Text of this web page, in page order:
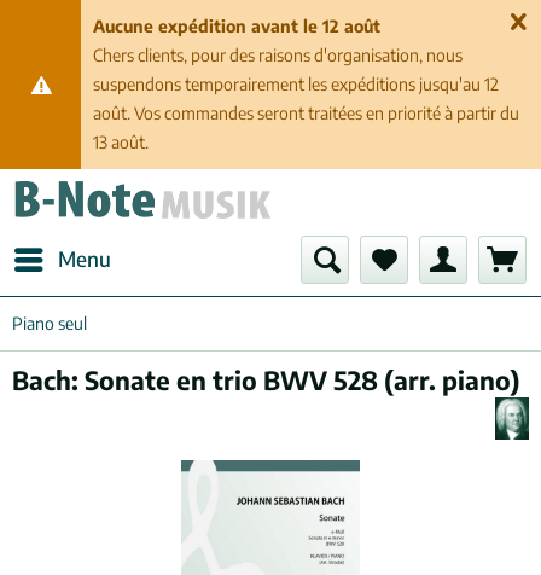
Aucune expédition avant le 12 août
Chers clients, pour des raisons d'organisation, nous
suspendons temporairement les expéditions jusqu'au 12
août. Vos commandes seront traitées en priorité à partir du
13 août.
Menu
Piano seul
Bach: Sonate en trio BWV 528 (arr. piano)